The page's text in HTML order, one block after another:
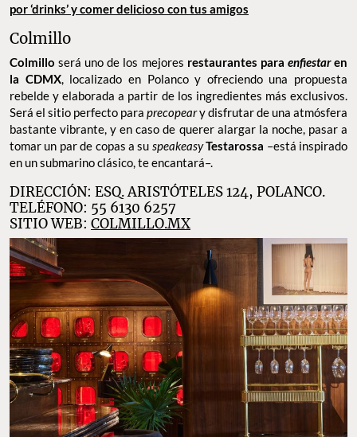
por ‘drinks’ y comer delicioso con tus amigos
Colmillo
Colmilloserá uno de los mejores restaurantes para enfiestaren
la CDMX, localizado en Polanco y ofreciendo una propuesta
rebelde y elaborada a partir de los ingredientes más exclusivos.
Será el sitio perfecto para precopeary disfrutar de una atmósfera
bastante vibrante, y en caso de querer alargar la noche, pasar a
tomar un par de copas a su speakeasyTestarossa –está inspirado
en un submarino clásico, te encantará–.
DIRECCIÓN: ESQ. ARISTÓTELES 124, POLANCO.
TELÉFONO: 55 6130 6257
SITIO WEB: COLMILLO.MX